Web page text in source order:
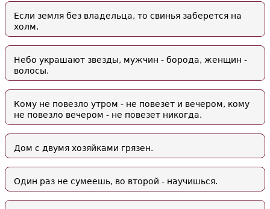
Если земля без владельца, то свинья заберется на
холм.
Небо украшают звезды, мужчин - борода, женщин -
волосы.
Кому не повезло утром - не повезет и вечером, кому
не повезло вечером - не повезет никогда.
Дом с двумя хозяйками грязен.
Один раз не сумеешь, во второй - научишься.